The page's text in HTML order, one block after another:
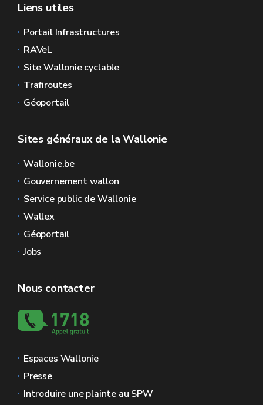
Liens utiles
Portail Infrastructures
RAVeL
Site Wallonie cyclable
Trafiroutes
Géoportail
Sites généraux de la Wallonie
Wallonie.be
Gouvernement wallon
Service public de Wallonie
Wallex
Géoportail
Jobs
Nous contacter
Espaces Wallonie
Presse
Introduire une plainte au SPW